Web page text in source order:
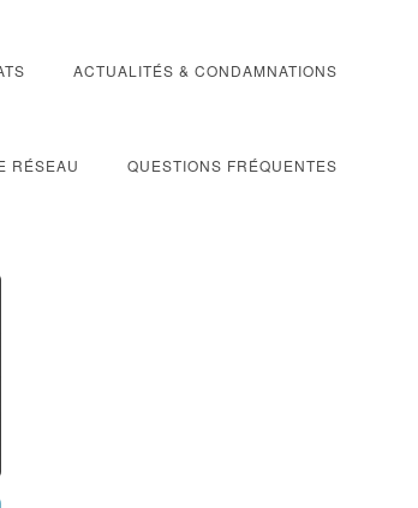
ACTUALITÉS & CONDAMNATIONS
RÉSEAU QUESTIONS FRÉQUENTES